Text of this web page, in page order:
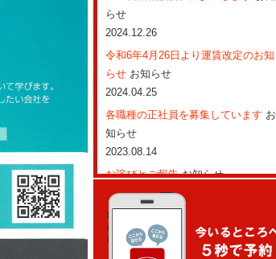
らせ
2024.12.26
令和6年4月26日より運賃改定のお知
らせ お知らせ
2024.04.25
各職種の正社員を募集しています お
知らせ
2023.08.14
お詫びとご報告お知らせ
2022.12.22
旭タクシーも、ペイペイジャンボの
対象店舗です
お知らせ
2022.02.02